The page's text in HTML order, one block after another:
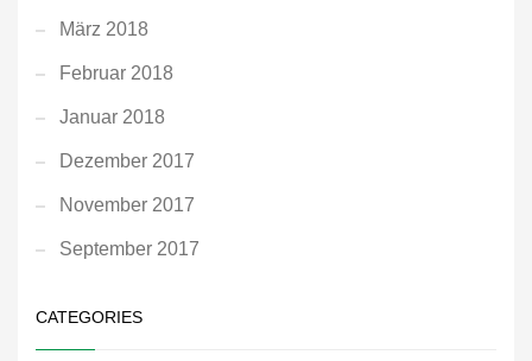
März 2018
Februar 2018
Januar 2018
Dezember 2017
November 2017
September 2017
CATEGORIES